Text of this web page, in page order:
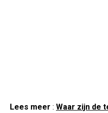
Lees meer : Waar zijn de